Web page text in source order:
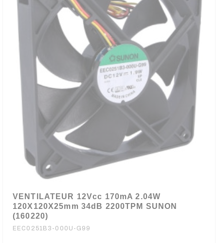
VENTILATEUR 12Vcc 170mA 2.04W
120X120X25mm 34dB 2200TPM SUNON
(160220)
EEC0251B3-000U-G99